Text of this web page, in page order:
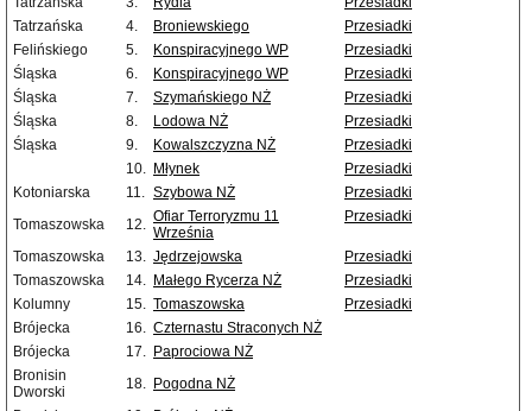
Tatrzańska
4. Broniewskiego
Przesiadki
Felińskiego
5. Konspiracyjnego WP
Przesiadki
Śląska
6. Konspiracyjnego WP
Przesiadki
Śląska
7. Szymańskiego NŻ
Przesiadki
Śląska
8. Lodowa NŻ
Przesiadki
Śląska
9. Kowalszczyzna NŻ
Przesiadki
10. Młynek
Przesiadki
Kotoniarska
11. Szybowa NŻ
Przesiadki
Tomaszowska
12. Ofiar Terroryzmu 11
Września
Przesiadki
Tomaszowska 13. Jędrzejowska
Przesiadki
Tomaszowska
14. Małego Rycerza NŻ
Przesiadki
Kolumny
15. Tomaszowska
Przesiadki
Brójecka
16. Czternastu Straconych NŻ
Brójecka
17. Paprociowa NŻ
Bronisin
Dworski
18. Pogodna NŻ